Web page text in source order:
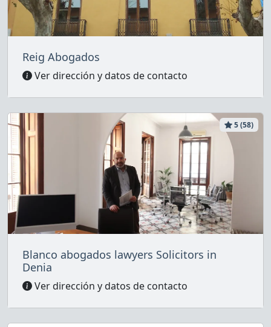
Reig Abogados
Ver dirección y datos de contacto
5 (58)
Blanco abogados lawyers Solicitors in
Denia
Ver dirección y datos de contacto